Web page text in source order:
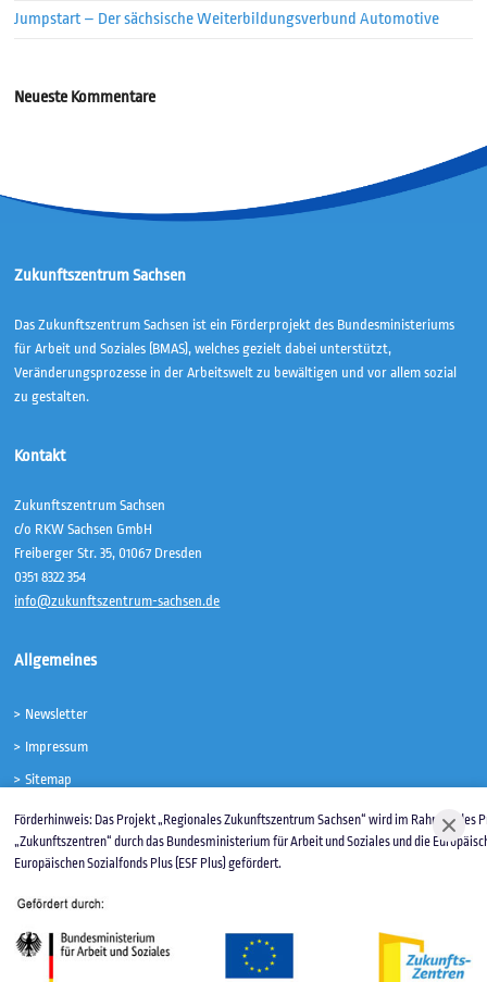
Jumpstart – Der sächsische Weiterbildungsverbund Automotive
Neueste Kommentare
Förderhinweis: Das Projekt „Regionales Zukunftszentrum Sachsen“ wird im Rahmen des
„Zukunftszentren“ durch das Bundesministerium für Arbeit und Soziales und die
Europäischen Sozialfonds Plus (ESF Plus) gefördert.
Zukunftszentrum Sachsen
Das Zukunftszentrum Sachsen ist ein Förderprojekt des Bundesministeriums
für Arbeit und Soziales (BMAS), welches gezielt dabei unterstützt,
Veränderungsprozesse in der Arbeitswelt zu bewältigen und vor allem sozial
zu gestalten.
Kontakt
Zukunftszentrum Sachsen
c/o RKW Sachsen GmbH
Freiberger Str. 35, 01067 Dresden
0351 8322 354
info@zukunftszentrum-sachsen.de
Allgemeines
Newsletter
Impressum
Sitemap
Barrierefreiheit
Folgen Sie uns!